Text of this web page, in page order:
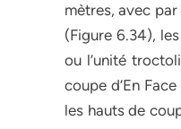
mètres, avec
(Figure 6.34),
ou l’unité
coupe d’En
les hauts de